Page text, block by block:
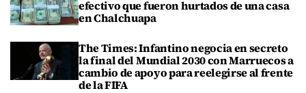
efectivo que fueron hurtados de una casa
en Chalchuapa
The Times: Infantino negocia en secreto
la final del Mundial 2030 con Marruecos a
cambio de apoyo para reelegirse al frente
de la FIFA